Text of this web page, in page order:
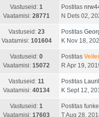
Vastuseid: 1
Vaatamisi: 28771
Postitas
N Dets 02,
Vastuseid: 23
Vaatamisi: 101604
Postitas
K Nov 18,
Vastuseid: 0
Vaatamisi: 15072
Postitas
R Apr 19,
Vastuseid: 11
Vaatamisi: 40134
Postitas
K Sept 12,
Vastuseid: 1
Vaatamisi: 17603
Postitas
T Aug 28,